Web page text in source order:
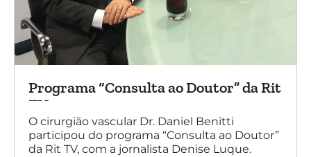
Programa “Consulta ao Doutor” da Rit
TV
O cirurgião vascular Dr. Daniel Benitti
participou do programa “Consulta ao Doutor”
da Rit TV, com a jornalista Denise Luque.